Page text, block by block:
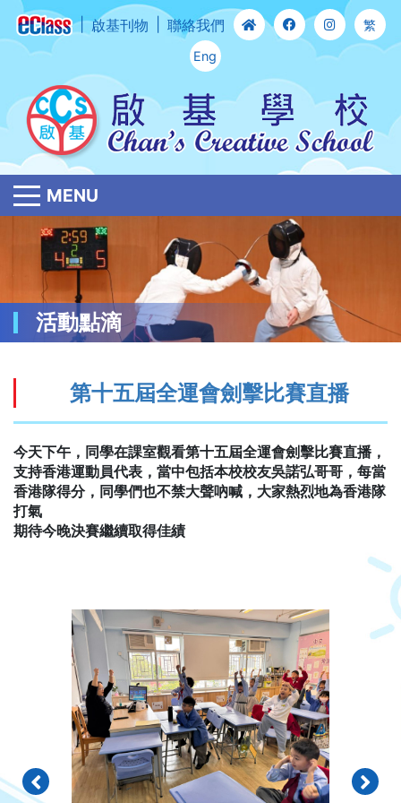
啟基刊物 聯絡我們 繁
Eng
MENU
活動點滴
第十五屆全運會劍擊比賽直播
今天下午，同學在課室觀看第十五屆全運會劍擊比賽直播，
支持香港運動員代表，當中包括本校校友吳諾弘哥哥，每當
香港隊得分，同學們也不禁大聲吶喊，大家熱烈地為香港隊
打氣
期待今晚決賽繼續取得佳績